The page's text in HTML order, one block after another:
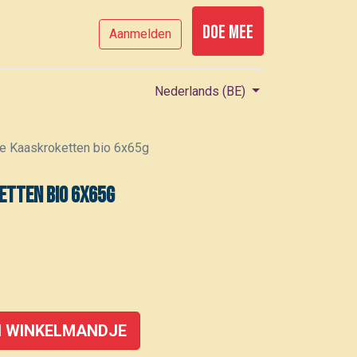
Aanmelden Doe mee
Nederlands (BE)
Kaaskroketten bio 6x65g
bio 6x65g
WINKELMANDJE